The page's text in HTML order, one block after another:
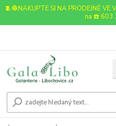
🧵🧶NAKUPTE SI NA PRODEJNĚ
na ☎️ 603